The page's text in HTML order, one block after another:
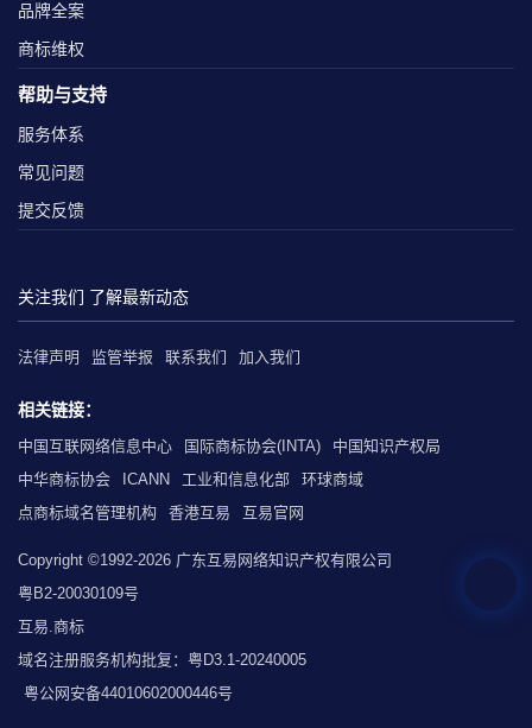
品牌全案
商标维权
帮助与支持
服务体系
常见问题
提交反馈
关注我们 了解最新动态
法律声明 监管举报 联系我们 加入我们
相关链接：
中国互联网络信息中心 国际商标协会(INTA)
中国知识产权局
中华商标协会
ICANN 工业和信息化部
环球商域
点商标域名管理机构
香港互易 互易官网
Copyright ©1992-2026 广东互易网络知识产权有限公司
粤B2-20030109号
互易.商标
域名注册服务机构批复：粤D3.1-20240005
粤公网安备44010602000446号